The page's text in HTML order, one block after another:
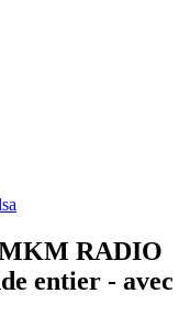
MKM RADIO
entier - avec